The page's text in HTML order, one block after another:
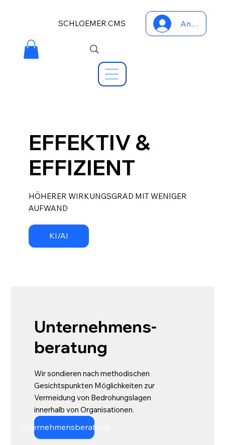
SCHLOEMER CMS Anmelden
EFFEKTIV &
EFFIZIENT
HÖHERER WIRKUNGSGRAD MIT WENIGER
AUFWAND
KI/AI
Unternehmens-
beratung
Wir sondieren nach methodischen
Gesichtspunkten Möglichkeiten zur
Vermeidung von Bedrohungslagen
innerhalb von Organisationen.​
Unternehmensberatung